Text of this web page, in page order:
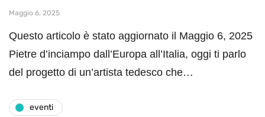
Maggio 6, 2025
Questo articolo è stato aggiornato il Maggio 6, 2025
Pietre d’inciampo dall’Europa all’Italia, oggi ti parlo
del progetto di un’artista tedesco che…
eventi